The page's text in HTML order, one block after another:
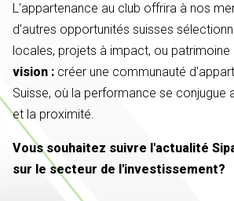
L'appartenance au club offrira à nos
d'autres opportunités suisses
locales, projets à impact, ou patrimoine
vision : créer une communauté
Suisse, où la performance se conjugue
et la proximité.
Vous souhaitez suivre l'actualité
sur le secteur de l'investissement?